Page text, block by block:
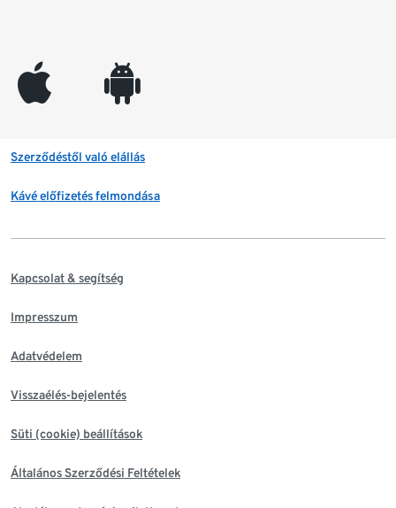
appleinc android
Szerződéstől való elállás
Kávé előfizetés felmondása
Kapcsolat & segítség
Impresszum
Adatvédelem
Visszaélés-bejelentés
Süti (cookie) beállítások
Általános Szerződési Feltételek